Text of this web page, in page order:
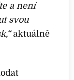
a není
svou
aktuálně